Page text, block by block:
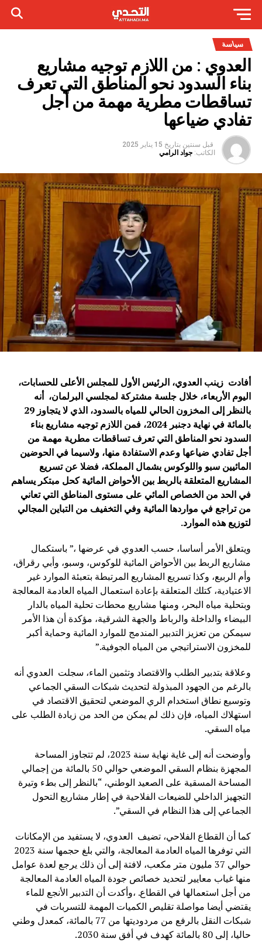
سياسة
العدوي : من اللازم توجيه مشاريع
بناء السدود نحو المناطق التي تعرف
تساقطات مطرية مهمة من أجل
تفادي ضياعها
قبل سنتين بتاريخ 15 يناير 2025
الكاتب: جواد الرامي
أفادت زينب العدوي، الرئيس الأول للمجلس الأعلى للحسابات،
اليوم الأربعاء، خلال جلسة مشتركة لمجلسي البرلمان، أنه
بالنظر إلى المخزون الحالي للمياه بالسدود، الذي لا يتجاوز 29
بالمائة في نهاية دجنبر 2024، فمن اللازم توجيه مشاريع بناء
السدود نحو المناطق التي تعرف تساقطات مطرية مهمة من
أجل تفادي ضياعها وعدم الاستفادة منها، ولاسيما في الحوضين
المائيين سبو واللوكوس بشمال المملكة، فضلا عن تسريع
المشاريع المتعلقة بالربط بين الأحواض المائية كحل مبتكر يساهم
في الحد من الخصاص المائي على مستوى المناطق التي تعاني
من تراجع في مواردها المائية وفي التخفيف من التباين المجالي
لتوزيع هذه الموارد.
ويتعلق الأمر أساسا، حسب العدوي في عرضها ،” باستكمال
مشاريع الربط بين الأحواض المائية للوكوس، وسبو، وأبي رقراق،
وأم الربيع، وكذا تسريع المشاريع المرتبطة بتعبئة الموارد غير
الاعتيادية، كتلك المتعلقة بإعادة استعمال المياه العادمة المعالجة
وبتحلية مياه البحر، ومنها مشاريع محطات تحلية المياه بالدار
البيضاء والداخلة والرباط والجهة الشرقية، مؤكدة أن هذا الأمر
سيمكن من تعزيز التدبير المندمج للموارد المائية وحماية أكبر
للمخزون الاستراتيجي من المياه الجوفية.”
وعلاقة بتدبير الطلب والاقتصاد وتثمين الماء، سجلت العدوي أنه
بالرغم من الجهود المبذولة لتحديث شبكات السقي الجماعي
وتوسيع نطاق استخدام الري الموضعي لتحقيق الاقتصاد في
استهلاك المياه، فإن ذلك لم يمكن من الحد من زيادة الطلب على
مياه السقي.
وأوضحت أنه إلى غاية نهاية سنة 2023، لم تتجاوز المساحة
المجهزة بنظام السقي الموضعي حوالي 50 بالمائة من إجمالي
المساحة المسقية على الصعيد الوطني، “بالنظر إلى بطء وتيرة
التجهيز الداخلي للضيعات الفلاحية في إطار مشاريع التحول
الجماعي إلى هذا النظام في السقي”.
كما أن القطاع الفلاحي، تضيف العدوي، لا يستفيد من الإمكانات
التي توفرها المياه العادمة المعالجة، والتي بلغ حجمها سنة 2023
حوالي 37 مليون متر مكعب، لافتة إلى أن ذلك يرجع لعدة عوامل
منها غياب معايير لتحديد خصائص جودة المياه العادمة المعالجة
من أجل استعمالها في القطاع. ،وأكدت أن التدبير الأنجع للماء
يقتضي أيضا مواصلة تقليص الكميات المهمة للتسربات في
شبكات النقل بالرفع من مردوديتها من 77 بالمائة، كمعدل وطني
حاليا، إلى 80 بالمائة كهدف في أفق سنة 2030.